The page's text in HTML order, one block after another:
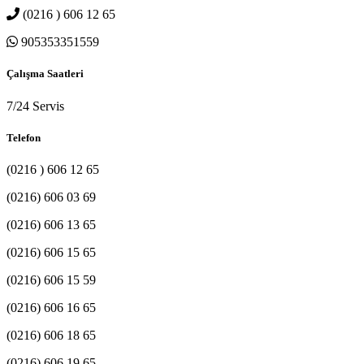
(0216 ) 606 12 65
905353351559
Çalışma Saatleri
7/24 Servis
Telefon
(0216 ) 606 12 65
(0216) 606 03 69
(0216) 606 13 65
(0216) 606 15 65
(0216) 606 15 59
(0216) 606 16 65
(0216) 606 18 65